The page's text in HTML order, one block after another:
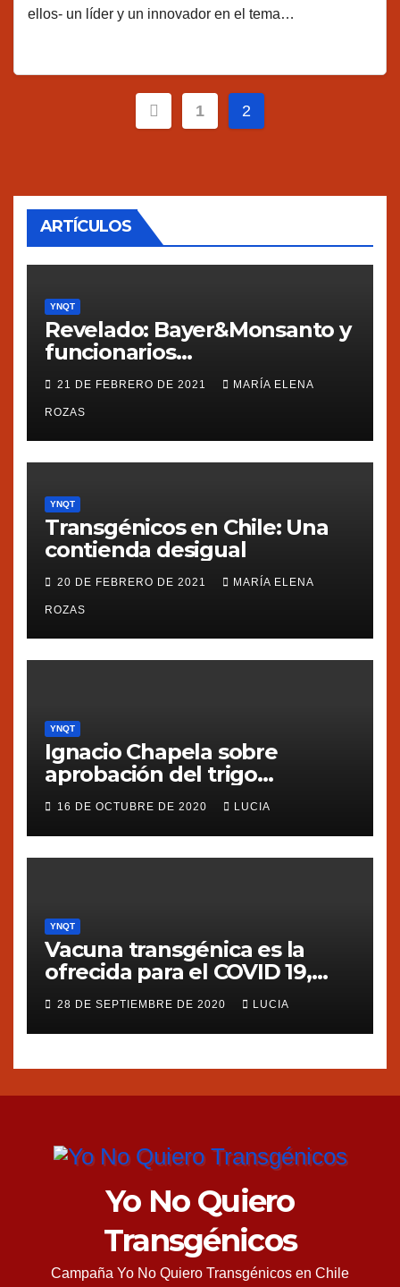
ellos- un líder y un innovador en el tema…
Navegación
1 2
ARTÍCULOS
YNQT
Revelado: Bayer&Monsanto y
funcionarios
estadounidenses
presionaron a México
21 DE FEBRERO DE 2021 MARÍA ELENA
ROZAS
YNQT
Transgénicos en Chile: Una
contienda desigual
20 DE FEBRERO DE 2021 MARÍA ELENA
ROZAS
YNQT
Ignacio Chapela sobre
aprobación del trigo
transgénico en Argentina
16 DE OCTUBRE DE 2020 LUCIA
YNQT
Vacuna transgénica es la
ofrecida para el COVID 19,
dice Silvia Ribeiro de ETC
group
28 DE SEPTIEMBRE DE 2020 LUCIA
Yo No Quiero
Transgénicos
Campaña Yo No Quiero Transgénicos en Chile